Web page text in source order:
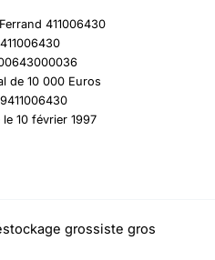
411006430
de 10 000 Euros
10 février 1997
grossiste gros